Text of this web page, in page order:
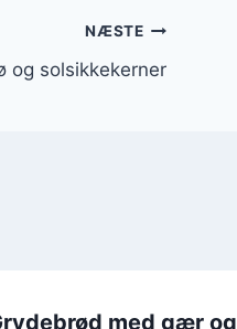
NÆSTE
og solsikkekerner
med gær og